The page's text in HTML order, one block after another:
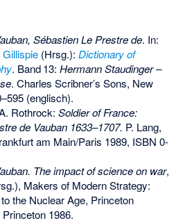
Sébastien Le Prestre de. In:
(Hrsg.): Dictionary of
. Band 13: Hermann Staudinger –
. Charles Scribner’s Sons, New
(englisch).
Rothrock: Soldier of France:
de Vauban 1633–1707. P. Lang,
am Main/Paris 1989, ISBN 0-
The impact of science on war,
Makers of Modern Strategy:
the Nuclear Age, Princeton
1986.